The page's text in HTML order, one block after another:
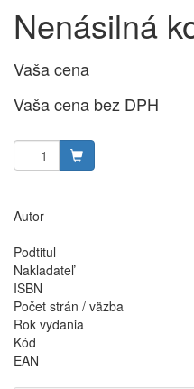
Nenásilná
Vaša cena
Vaša cena bez DPH
Autor
Podtitul
Nakladateľ
ISBN
Počet strán / väzba
Rok vydania
Kód
EAN